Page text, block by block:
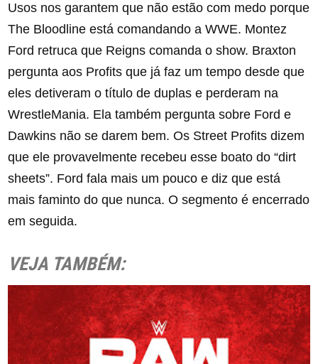
Usos nos garantem que não estão com medo porque
The Bloodline está comandando a WWE. Montez
Ford retruca que Reigns comanda o show. Braxton
pergunta aos Profits que já faz um tempo desde que
eles detiveram o título de duplas e perderam na
WrestleMania. Ela também pergunta sobre Ford e
Dawkins não se darem bem. Os Street Profits dizem
que ele provavelmente recebeu esse boato do “dirt
sheets”. Ford fala mais um pouco e diz que está
mais faminto do que nunca. O segmento é encerrado
em seguida.
VEJA TAMBÉM: